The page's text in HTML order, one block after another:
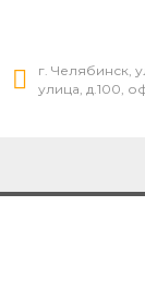
г. Челябинск,
улица, д.100,